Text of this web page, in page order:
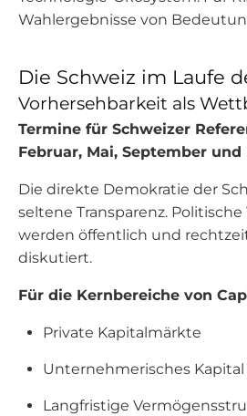
Wahlergebnisse von
Die Schweiz im Laufe
Vorhersehbarkeit als
Termine für Schweizer
Februar, Mai, September und
Die direkte Demokratie der
seltene Transparenz.
werden öffentlich und
diskutiert.
Für die Kernbereiche von
Private Kapitalmärkte
Unternehmerisches Kapital
Langfristige